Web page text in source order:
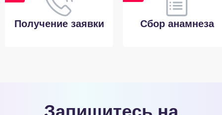
Получение заявки Сбор анамнеза